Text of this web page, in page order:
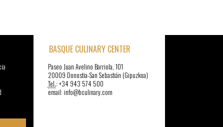
BASQUE CULINARY CENTER
Paseo Juan Avelino Barriola, 101
20009 Donostia-San Sebastián (Gipuzkoa)
Tel.: +34 943 574 500
email: info@bculinary.com